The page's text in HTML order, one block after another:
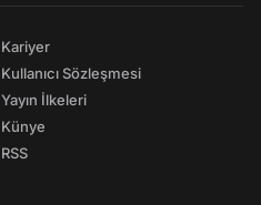
Kariyer
Kullanıcı Sözleşmesi
Yayın İlkeleri
Künye
RSS